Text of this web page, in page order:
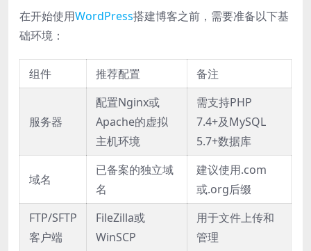
在开始使用WordPress搭建博客之前，需要准备以下基
础环境：
组件 推荐配置 备注
服务器
配置Nginx或
Apache的虚拟
主机环境
需支持PHP
7.4+及MySQL
5.7+数据库
域名
已备案的独立域
名
建议使用.com
或.org后缀
FTP/SFTP
客户端
FileZilla或
WinSCP
用于文件上传和
管理